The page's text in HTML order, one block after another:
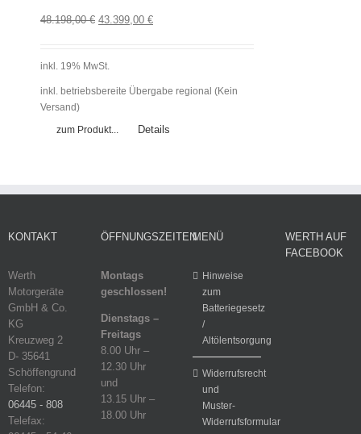
48.198,00€ 43.399,00 €
inkl. 19% MwSt.
inkl. betriebsbereite Übergabe regional (Kein
Versand)
zum Produkt... Details
KONTAKT
Werth
Motorgeräte
GmbH & Co.
KG
Kreuzweg 2
D- 35641
Schöffengrund
Telefon:
06445 - 808
Telefax:
ÖFFNUNGSZEITEN
Montags
geschlossen!
Dienstags –
Freitags
8.00 Uhr –
12.30 Uhr
und
13.15 Uhr –
18.00 Uhr
MENÜ
Hinweise
zum
Batteriegesetz
/
Altölentsorgung
Widerrufsrecht
und
Muster-
Widerrufsformular
WERTH AUF
FACEBOOK